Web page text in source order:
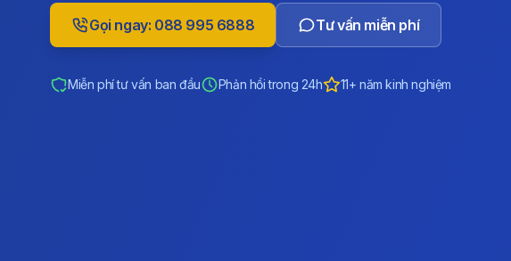
Gọi ngay: 088 995 6888 Tư vấn miễn phí
Miễn phí tư vấn ban đầu Phản hồi trong 24h 11+ năm kinh nghiệm